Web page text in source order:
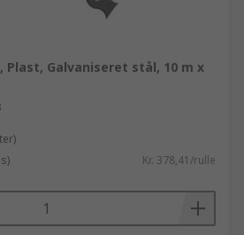
Plast, Galvaniseret stål, 10 m x
Kr. 378,41/rulle